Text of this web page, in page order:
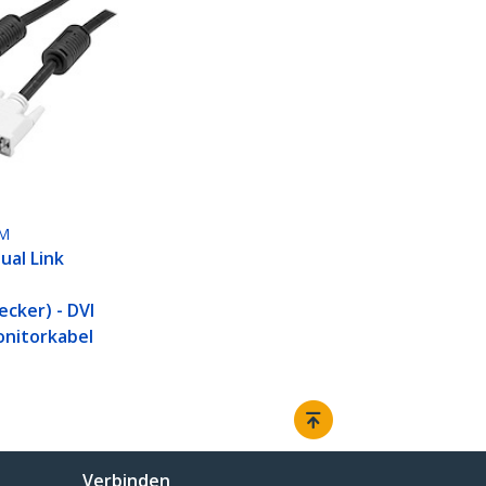
Link
- DVI
Verbinden